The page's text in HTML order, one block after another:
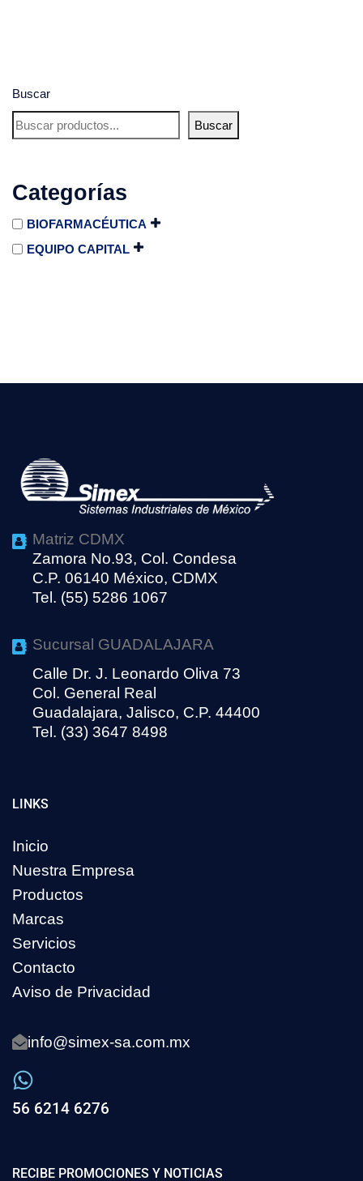
Buscar
Buscar
Categorías
BIOFARMACÉUTICA
EQUIPO CAPITAL
Matriz CDMX
Zamora No.93, Col. Condesa
C.P. 06140 México, CDMX
Tel. (55) 5286 1067
Sucursal GUADALAJARA
Calle Dr. J. Leonardo Oliva 73
Col. General Real
Guadalajara, Jalisco, C.P. 44400
Tel. (33) 3647 8498
LINKS
Inicio
Nuestra Empresa
Productos
Marcas
Servicios
Contacto
Aviso de Privacidad
info@simex-sa.com.mx
56 6214 6276
RECIBE PROMOCIONES Y NOTICIAS